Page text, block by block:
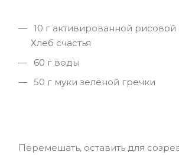
10 г активированной рисовой
Хлеб счастья
60 г воды
50 г муки зелёной гречки
Перемешать, оставить для